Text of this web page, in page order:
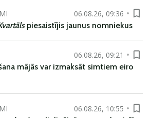
06.08.26, 09:36
piesaistījis jaunus nomniekus
06.08.26, 09:21
mājās var izmaksāt simtiem eiro
06.08.26, 10:55